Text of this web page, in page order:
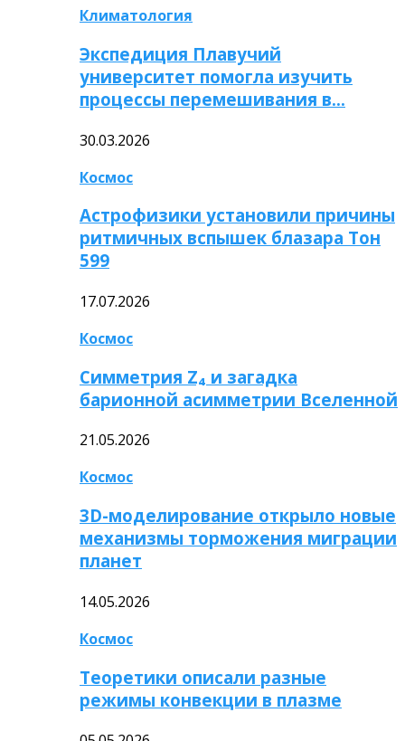
Климатология
Экспедиция Плавучий
университет помогла изучить
процессы перемешивания в…
30.03.2026
Космос
Астрофизики установили причины
ритмичных вспышек блазара Тон
599
17.07.2026
Космос
Симметрия Z₄ и загадка
барионной асимметрии Вселенной
21.05.2026
Космос
3D-моделирование открыло новые
механизмы торможения миграции
планет
14.05.2026
Космос
Теоретики описали разные
режимы конвекции в плазме